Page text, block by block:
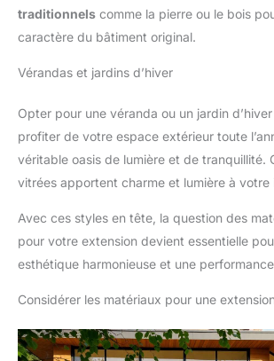
traditionnels comme la pierre ou le bois
caractère du bâtiment original.
Vérandas et jardins d’hiver
Opter pour une véranda ou un jardin
profiter de votre espace extérieur toute
véritable oasis de lumière et de tranquillité.
vitrées apportent charme et lumière à votre
Avec ces styles en tête, la question des
pour votre extension devient essentielle
esthétique harmonieuse et une
Considérer les matériaux pour une